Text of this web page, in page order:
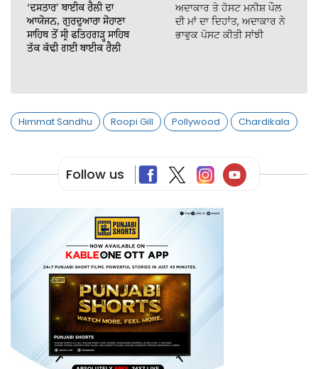
‘ਦਸਤਾਰ’ ਬਾਈਕ ਰੈਲੀ ਦਾ
ਆਯੋਜਨ, ਗੁਰਦੁਆਰਾ ਸੋਹਾਣਾ
ਸਾਹਿਬ ਤੋਂ ਸ੍ਰੀ ਫਤਿਹਗੜ੍ਹ ਸਾਹਿਬ
ਤੱਕ ਕੱਢੀ ਗਈ ਬਾਈਕ ਰੈਲੀ
ਅਦਾਕਾਰ ਤੇ ਹੋਸਟ ਮਨੀਸ਼ ਪੌਲ
ਦੀ ਮਾਂ ਦਾ ਦਿਹਾਂਤ, ਅਦਾਕਾਰ ਨੇ
ਭਾਵੁਕ ਪੋਸਟ ਕੀਤੀ ਸਾਂਝੀ
Himmat Sandhu Roopi Gill Pollywood Chardikala
Follow us